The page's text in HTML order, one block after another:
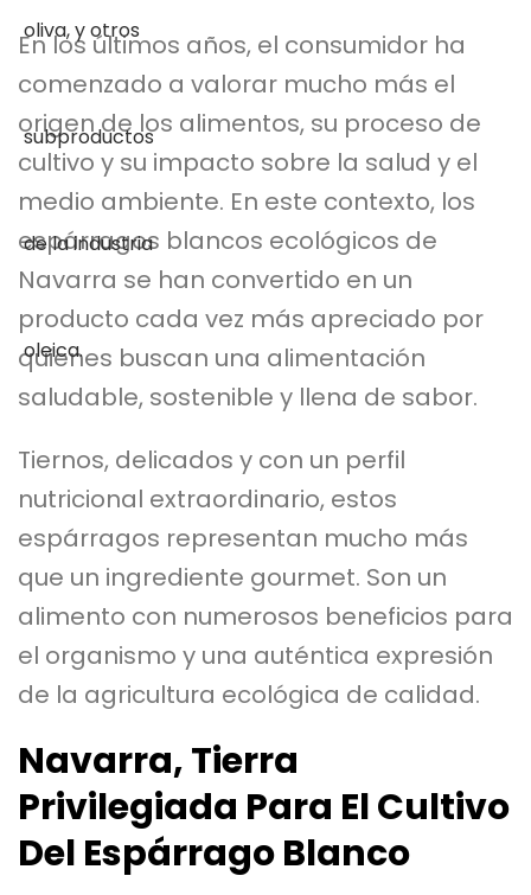
En los últimos años, el consumidor ha
comenzado a valorar mucho más el
origen de los alimentos, su proceso de
cultivo y su impacto sobre la salud y el
medio ambiente. En este contexto, los
espárragos blancos ecológicos de
Navarra se han convertido en un
producto cada vez más apreciado por
quienes buscan una alimentación
saludable, sostenible y llena de sabor.
Tiernos, delicados y con un perfil
nutricional extraordinario, estos
espárragos representan mucho más
que un ingrediente gourmet. Son un
alimento con numerosos beneficios para
el organismo y una auténtica expresión
de la agricultura ecológica de calidad.
Navarra, Tierra
Privilegiada Para El Cultivo
Del Espárrago Blanco